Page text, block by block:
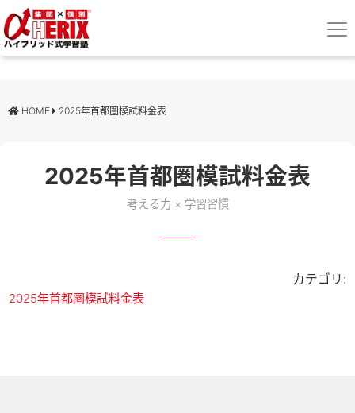
HOME 2025年首都圏模試料金表
2025年首都圏模試料金表
考える力 × 学習習慣
カテゴリ:
2025年首都圏模試料金表